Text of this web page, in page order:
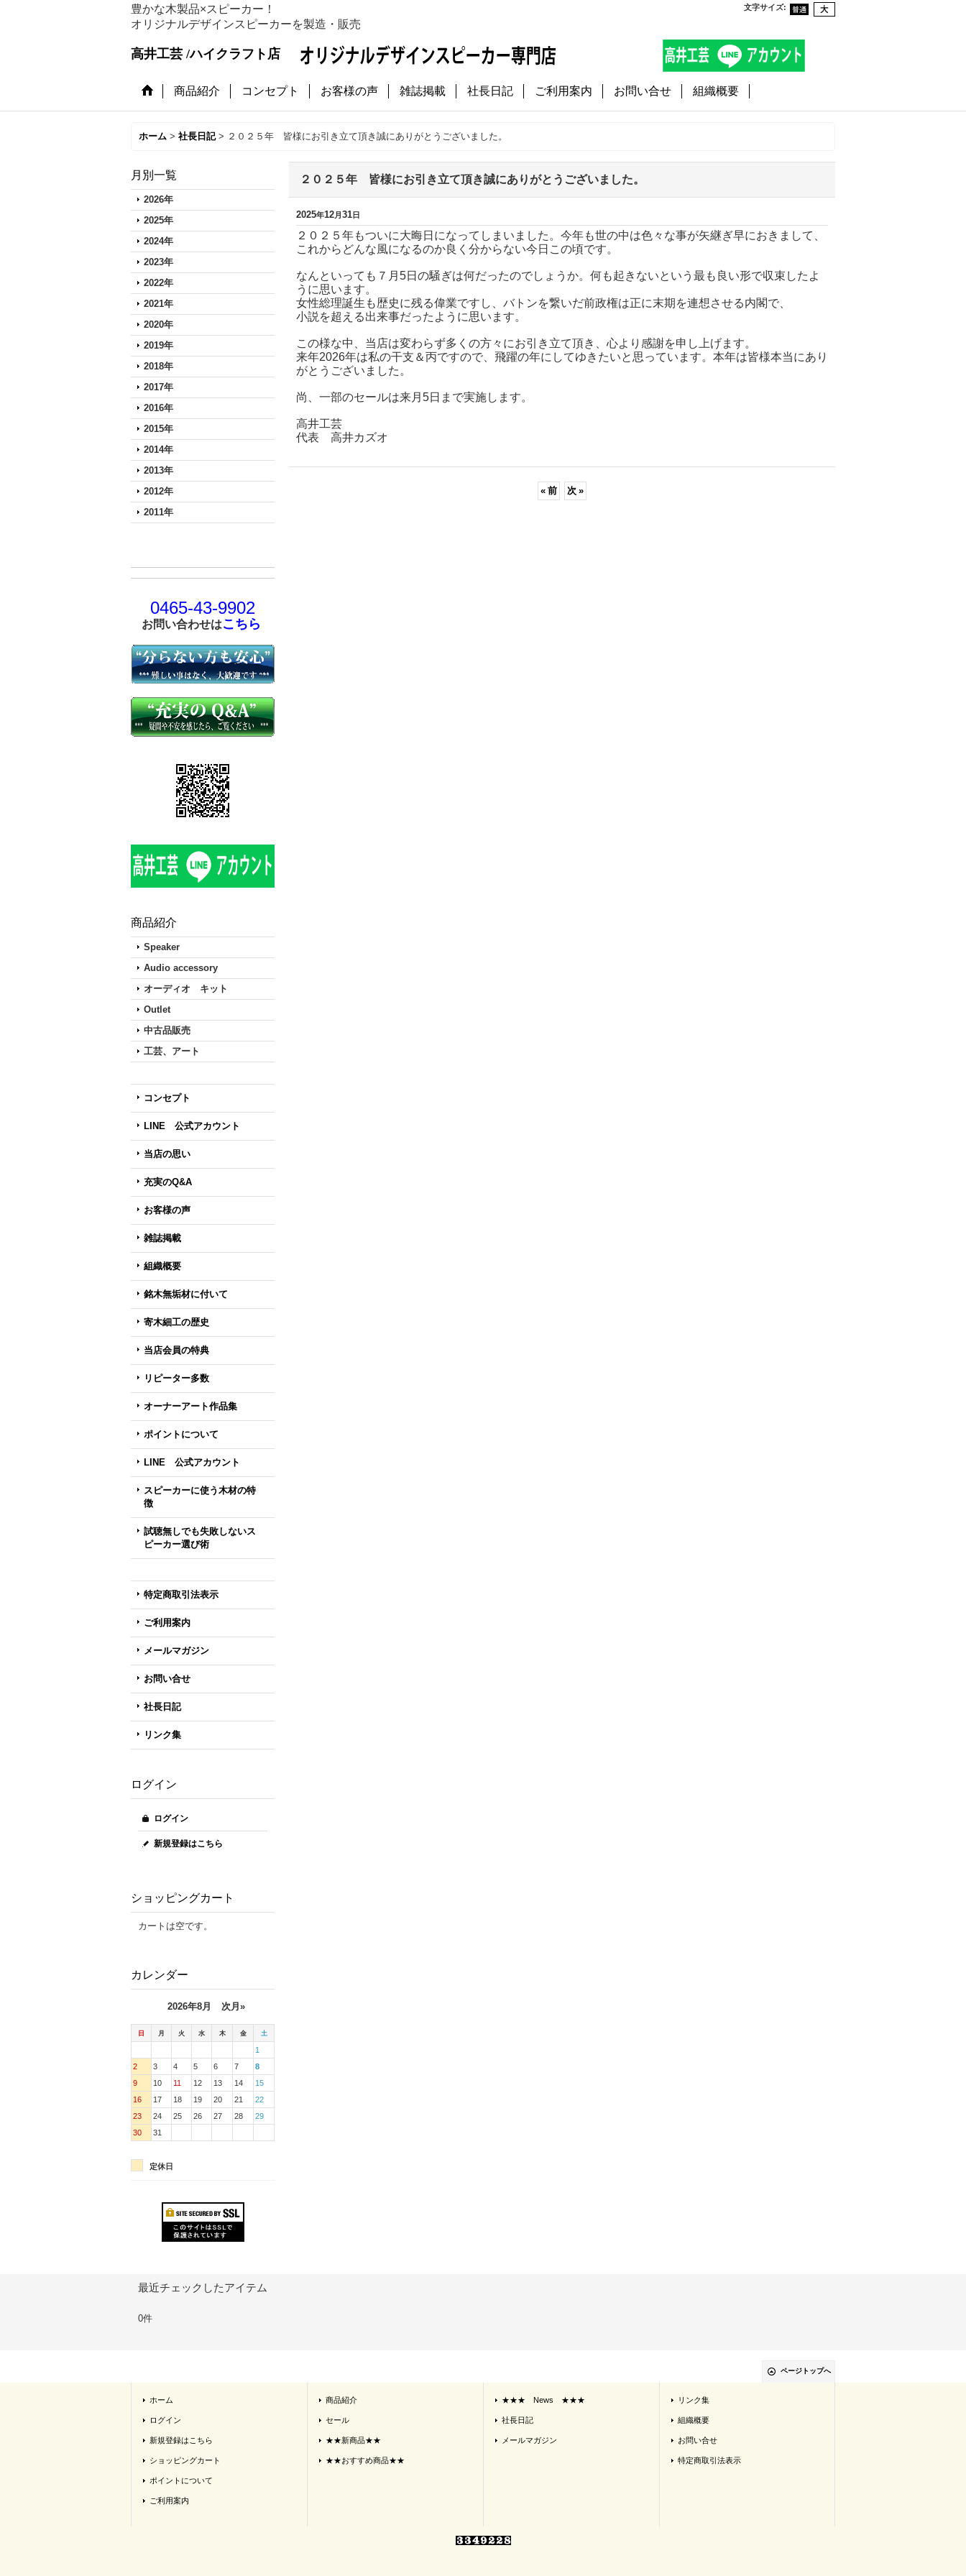
豊かな木製品×スピーカー！
オリジナルデザインスピーカーを製造・販売
文字サイズ:
高井工芸 /ハイクラフト店
商品紹介 コンセプト お客様の声 雑誌掲載 社長日記 ご利用案内 お問い合せ 組織概要
ホーム > 社長日記 > ２０２５年 皆様にお引き立て頂き誠にありがとうございました。
月別一覧
2026年
2025年
2024年
2023年
2022年
2021年
2020年
2019年
2018年
2017年
2016年
2015年
2014年
2013年
2012年
2011年
0465-43-9902
お問い合わせはこちら
商品紹介
Speaker
Audio accessory
オーディオ キット
Outlet
中古品販売
工芸、アート
コンセプト
LINE 公式アカウント
当店の思い
充実のQ&A
お客様の声
雑誌掲載
組織概要
銘木無垢材に付いて
寄木細工の歴史
当店会員の特典
リピーター多数
オーナーアート作品集
ポイントについて
LINE 公式アカウント
スピーカーに使う木材の特
徴
試聴無しでも失敗しないス
ピーカー選び術
特定商取引法表示
ご利用案内
メールマガジン
お問い合せ
社長日記
リンク集
ログイン
ログイン
新規登録はこちら
ショッピングカート
カートは空です。
カレンダー
2026年8月 次月»
日 月 火 水 木 金 土
1
2
3 4 5 6 7
8
9
10 11 12 13 14
15
16
17 18 19 20 21
22
23
24 25 26 27 28
29
30
31
定休日
２０２５年 皆様にお引き立て頂き誠にありがとうございました。
2025年12月31日
２０２５年もついに大晦日になってしまいました。今年も世の中は色々な事が矢継ぎ早におきまして、
これからどんな風になるのか良く分からない今日この頃です。
なんといっても７月5日の騒ぎは何だったのでしょうか。何も起きないという最も良い形で収束したよ
うに思います。
女性総理誕生も歴史に残る偉業ですし、バトンを繋いだ前政権は正に末期を連想させる内閣で、
小説を超える出来事だったように思います。
この様な中、当店は変わらず多くの方々にお引き立て頂き、心より感謝を申し上げます。
来年2026年は私の干支＆丙ですので、飛躍の年にしてゆきたいと思っています。本年は皆様本当にあり
がとうございました。
尚、一部のセールは来月5日まで実施します。
高井工芸
代表 高井カズオ
« 前 次 »
最近チェックしたアイテム
0件
ページトップへ
ホーム
ログイン
新規登録はこちら
ショッピングカート
ポイントについて
ご利用案内
商品紹介
セール
★★新商品★★
★★おすすめ商品★★
★★★ News ★★★
社長日記
メールマガジン
リンク集
組織概要
お問い合せ
特定商取引法表示